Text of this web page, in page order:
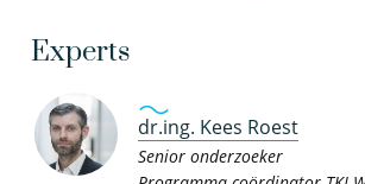
Experts
dr.ing. Kees Roest
Senior onderzoeker